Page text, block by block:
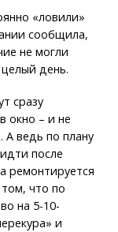
«ловили»
сообщила,
не могли
целый день.
сразу
окно – и не
А ведь по плану
после
ремонтируется
что по
на 5-10-
и